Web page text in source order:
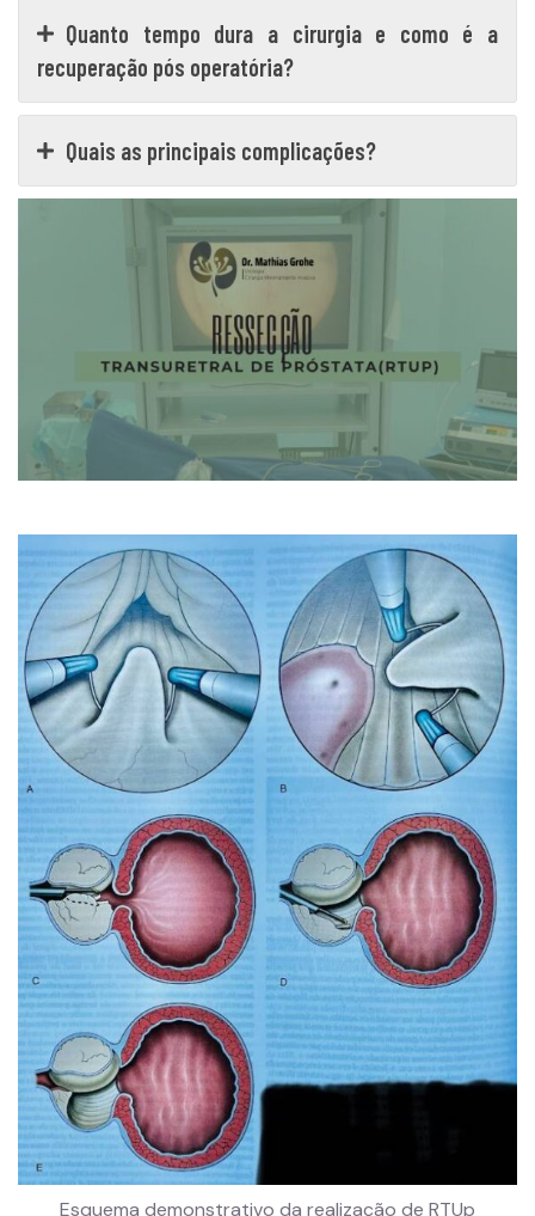
Quanto tempo dura a cirurgia e como é a
recuperação pós operatória?
Quais as principais complicações?
Esquema demonstrativo da realização de RTUp